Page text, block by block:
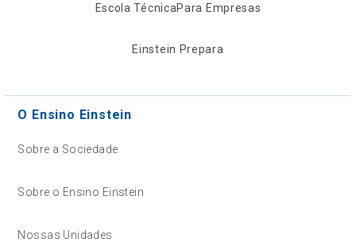
Escola TécnicaPara Empresas
Einstein Prepara
O Ensino Einstein
Sobre a Sociedade
Sobre o Ensino Einstein
Nossas Unidades